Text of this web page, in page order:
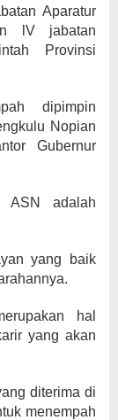
Aparatur
lV jabatan
Provinsi
dipimpin
Nopian
Gubernur
ASN adalah
yang baik
hal
yang akan
diterima di
menempah